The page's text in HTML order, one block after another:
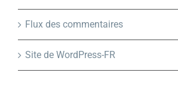
Flux des commentaires
Site de WordPress-FR